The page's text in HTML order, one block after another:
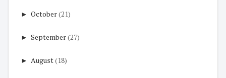
► October(21)
► September(27)
► August(18)